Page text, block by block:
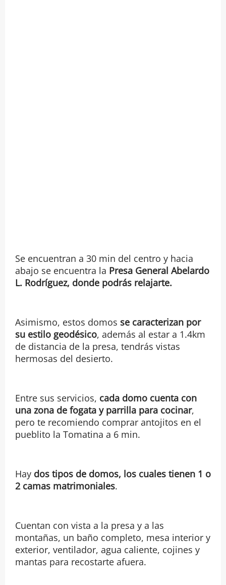
Se encuentran a 30 min del centro y hacia
abajo se encuentra la Presa General Abelardo
L. Rodríguez, donde podrás relajarte.
Asimismo, estos domos se caracterizan por
su estilo geodésico, además al estar a 1.4km
de distancia de la presa, tendrás vistas
hermosas del desierto.
Entre sus servicios, cada domo cuenta con
una zona de fogata y parrilla para cocinar,
pero te recomiendo comprar antojitos en el
pueblito la Tomatina a 6 min.
Hay dos tipos de domos, los cuales tienen 1 o
2 camas matrimoniales.
Cuentan con vista a la presa y a las
montañas, un baño completo, mesa interior y
exterior, ventilador, agua caliente, cojines y
mantas para recostarte afuera.